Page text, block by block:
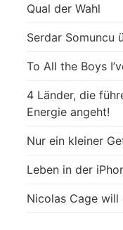
Qual der Wahl
Serdar Somuncu
To All the Boys
4 Länder, die
Energie angeht!
Nur ein kleiner
Leben in der
Nicolas Cage will